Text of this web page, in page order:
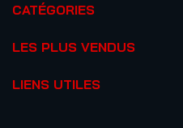
CATÉGORIES
LES PLUS VENDUS
LIENS UTILES